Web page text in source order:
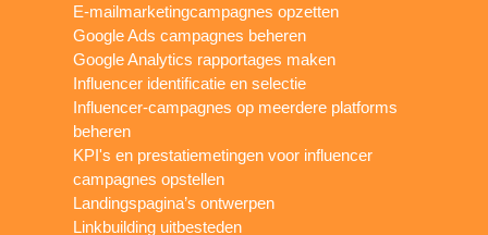
E-mailmarketingcampagnes opzetten
Google Ads campagnes beheren
Google Analytics rapportages maken
Influencer identificatie en selectie
Influencer-campagnes op meerdere platforms
beheren
KPI's en prestatiemetingen voor influencer
campagnes opstellen
Landingspagina’s ontwerpen
Linkbuilding uitbesteden